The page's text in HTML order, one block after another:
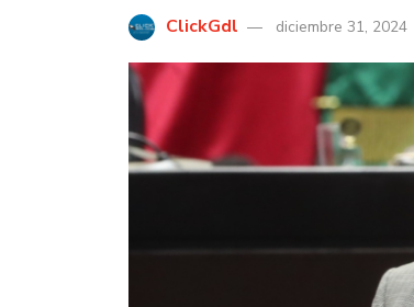
ClickGdl diciembre 31, 2024